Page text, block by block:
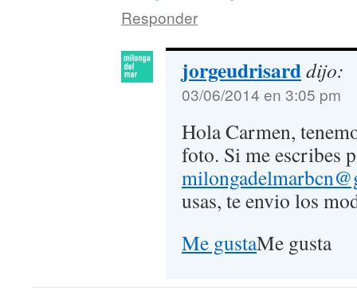
Responder
jorgeudrisarddijo:
03/06/2014 en 3:05 pm
Hola Carmen,
foto. Si me escribes
usas, te envio los
Me gustaMe gusta